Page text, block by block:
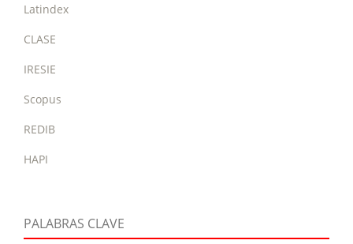
Latindex
CLASE
IRESIE
Scopus
REDIB
HAPI
PALABRAS CLAVE